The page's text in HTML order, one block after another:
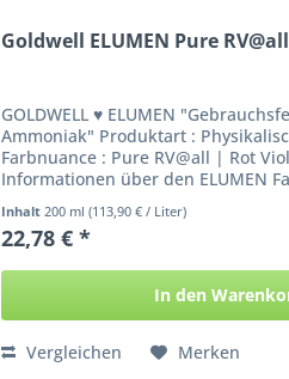
Goldwell ELUMEN Pure
GOLDWELL ♥ ELUMEN
Ammoniak" Produktart :
Farbnuance : Pure RV@all | Rot
Informationen über den ELUMEN
Inhalt 200 ml(113,90 € / Liter)
22,78 € *
In den
Vergleichen Merken